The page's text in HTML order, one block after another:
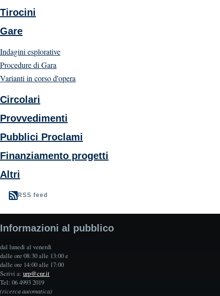
Tirocini
Gare
Indagini esplorative
Procedure di Gara
Varianti in corso d'opera
Circolari
Provvedimenti
Pubblici Proclami
Finanziamento progetti
Altri
RSS feed
Informazioni al pubblico
dal lunedì al venerdì
dalle ore 08:30 alle 13:00 e
dalle ore 14:00 alle 17:00
Scrivi a: urp@cnr.it
Tel: 06 4993 2019
(ricerca automatica)